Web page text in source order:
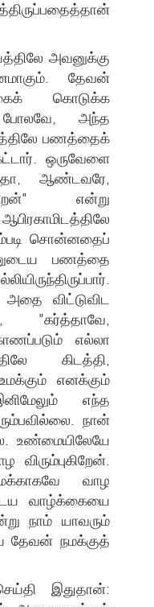
அவனுக்கு
தேவன்
கொடுக்க
போலவே, அந்த
பணத்தைக்
ஒருவேளை
ஆண்டவரே,
என்று
சொன்னதைப்
பணத்தை
விட்டுவிட
"கர்த்தாவே,
எல்லா
கிடத்தி,
எனக்கும்
எந்த
நான்
உண்மையிலேயே
வாழ
வாழ்க்கையை
நாம் யாவரும்
தேவன் நமக்குத்
இதுதான்: